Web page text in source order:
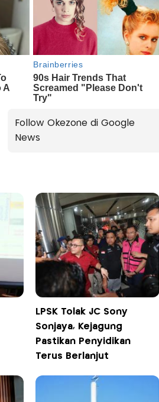
Follow Okezone di Google
News
LPSK Tolak JC Sony
Sonjaya, Kejagung
Pastikan Penyidikan
Terus Berlanjut